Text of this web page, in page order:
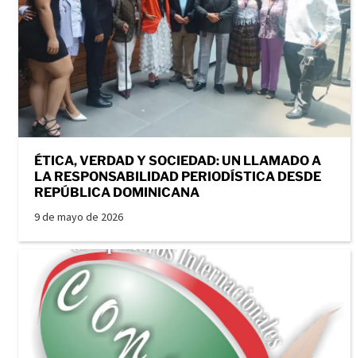
ÉTICA, VERDAD Y SOCIEDAD: UN LLAMADO A
LA RESPONSABILIDAD PERIODÍSTICA DESDE
REPÚBLICA DOMINICANA
9 de mayo de 2026